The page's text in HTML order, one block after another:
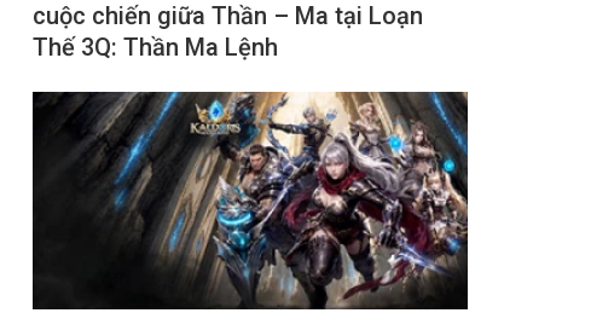
cuộc chiến giữa Thần – Ma tại Loạn
Thế 3Q: Thần Ma Lệnh